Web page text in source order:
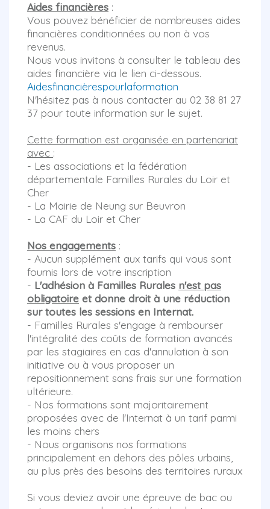
Aides financières :
Vous pouvez bénéficier de nombreuses aides
financières conditionnées ou non à vos
revenus.
Nous vous invitons à consulter le tableau des
aides financière via le lien ci-dessous.
Aidesfinancièrespourlaformation
N'hésitez pas à nous contacter au 02 38 81 27
37 pour toute information sur le sujet.
Cette formation est organisée en partenariat
avec :
- Les associations et la fédération
départementale Familles Rurales du Loir et
Cher
- La Mairie de Neung sur Beuvron
- La CAF du Loir et Cher
Nos engagements :
- Aucun supplément aux tarifs qui vous sont
fournis lors de votre inscription
- L'adhésion à Familles Rurales n'est pas
obligatoire et donne droit à une réduction
sur toutes les sessions en Internat.
- Familles Rurales s'engage à rembourser
l'intégralité des coûts de formation avancés
par les stagiaires en cas d'annulation à son
initiative ou à vous proposer un
repositionnement sans frais sur une formation
ultérieure.
- Nos formations sont majoritairement
proposées avec de l'Internat à un tarif parmi
les moins chers
- Nous organisons nos formations
principalement en dehors des pôles urbains,
au plus près des besoins des territoires ruraux
Si vous deviez avoir une épreuve de bac ou